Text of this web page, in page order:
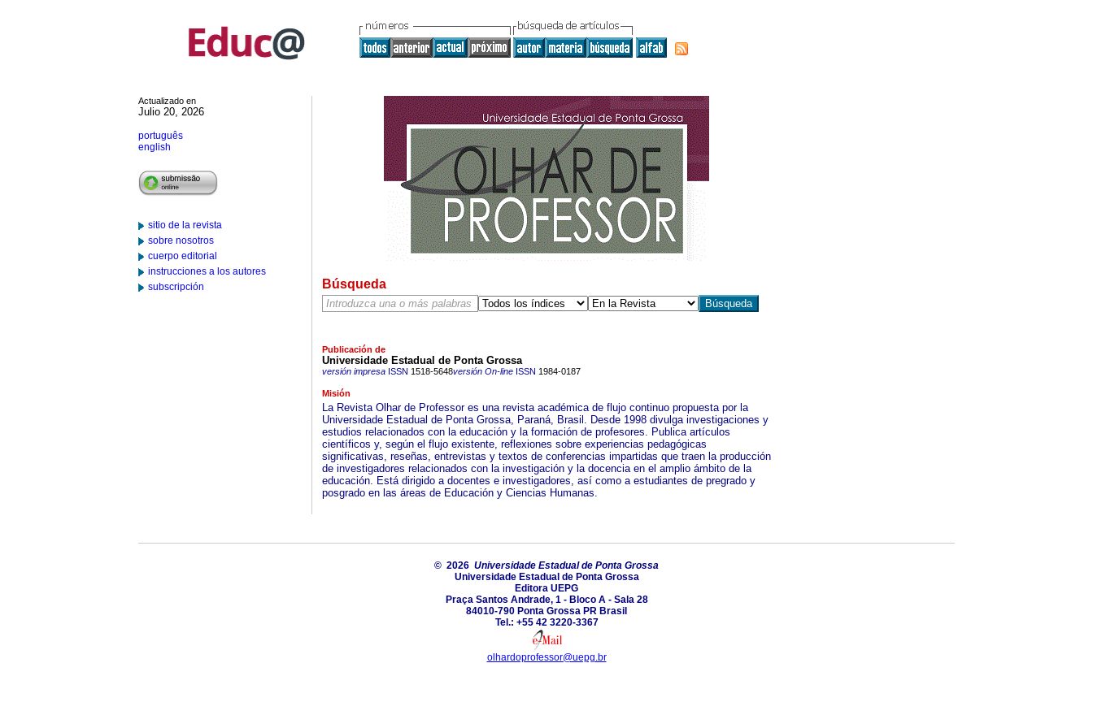
Actualizado en
Julio 20, 2026
português
english
sitio de la revista
sobre nosotros
cuerpo editorial
instrucciones a los autores
subscripción
Búsqueda
Publicación de
Universidade Estadual de Ponta Grossa
versión impresaISSN 1518-5648versión On-lineISSN 1984-0187
Misión
La Revista Olhar de Professor es una revista académica de flujo continuo propuesta por la
Universidade Estadual de Ponta Grossa, Paraná, Brasil. Desde 1998 divulga investigaciones y
estudios relacionados con la educación y la formación de profesores. Publica artículos
científicos y, según el flujo existente, reflexiones sobre experiencias pedagógicas
significativas, reseñas, entrevistas y textos de conferencias impartidas que traen la producción
de investigadores relacionados con la investigación y la docencia en el amplio ámbito de la
educación. Está dirigido a docentes e investigadores, así como a estudiantes de pregrado y
posgrado en las áreas de Educación y Ciencias Humanas.
© 2026 Universidade Estadual de Ponta Grossa
Universidade Estadual de Ponta Grossa
Editora UEPG
Praça Santos Andrade, 1 - Bloco A - Sala 28
84010-790 Ponta Grossa PR Brasil
Tel.: +55 42 3220-3367
olhardoprofessor@uepg.br